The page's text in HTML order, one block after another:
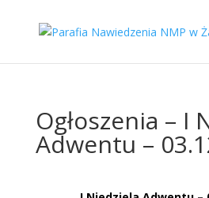
Ogłoszenia – I
Adwentu –